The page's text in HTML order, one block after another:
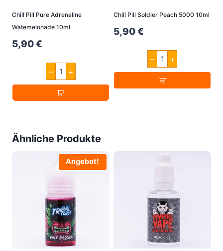
Chill Pill Pure Adrenaline
Watemelonade 10ml
5,90€
–
Chill
Pill
Pure
Adrenaline
Watemelonade
+
Chill Pill Soldier Peach 5000 10ml
5,90€
–
Chill
Pill
Soldier
Peach
5000
+
Ähnliche Produkte
Angebot!